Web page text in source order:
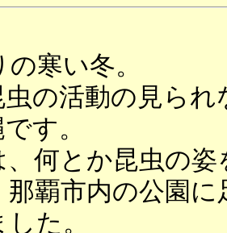
寒い冬。
の活動の見られ
す。
何とか昆虫の姿
那覇市内の公園に
た。